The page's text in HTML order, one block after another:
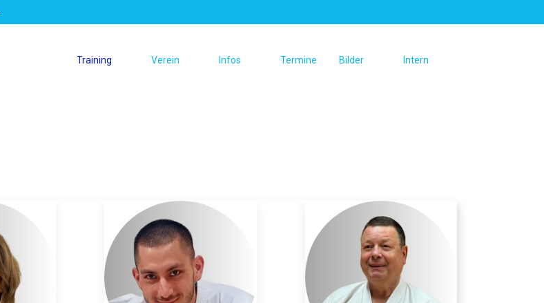
Training Verein Infos Termine Bilder Intern